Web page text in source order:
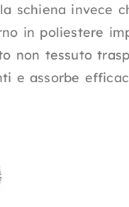
schiena invece
in poliestere
non tessuto
e assorbe